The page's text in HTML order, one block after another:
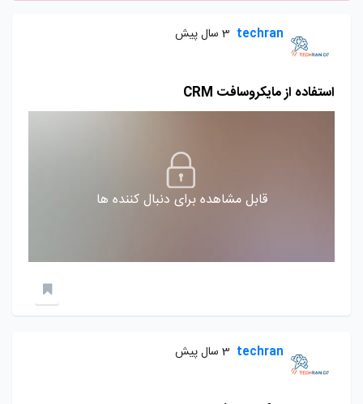
techran 3 سال پیش
استفاده از مایکروسافت CRM
قابل مشاهده برای دنبال کننده ها
techran 3 سال پیش